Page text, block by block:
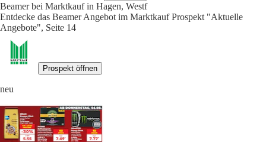
Beamer bei Marktkauf in Hagen, Westf
Entdecke das Beamer Angebot im Marktkauf Prospekt "Aktuelle
Angebote", Seite 14
Prospekt öffnen
neu